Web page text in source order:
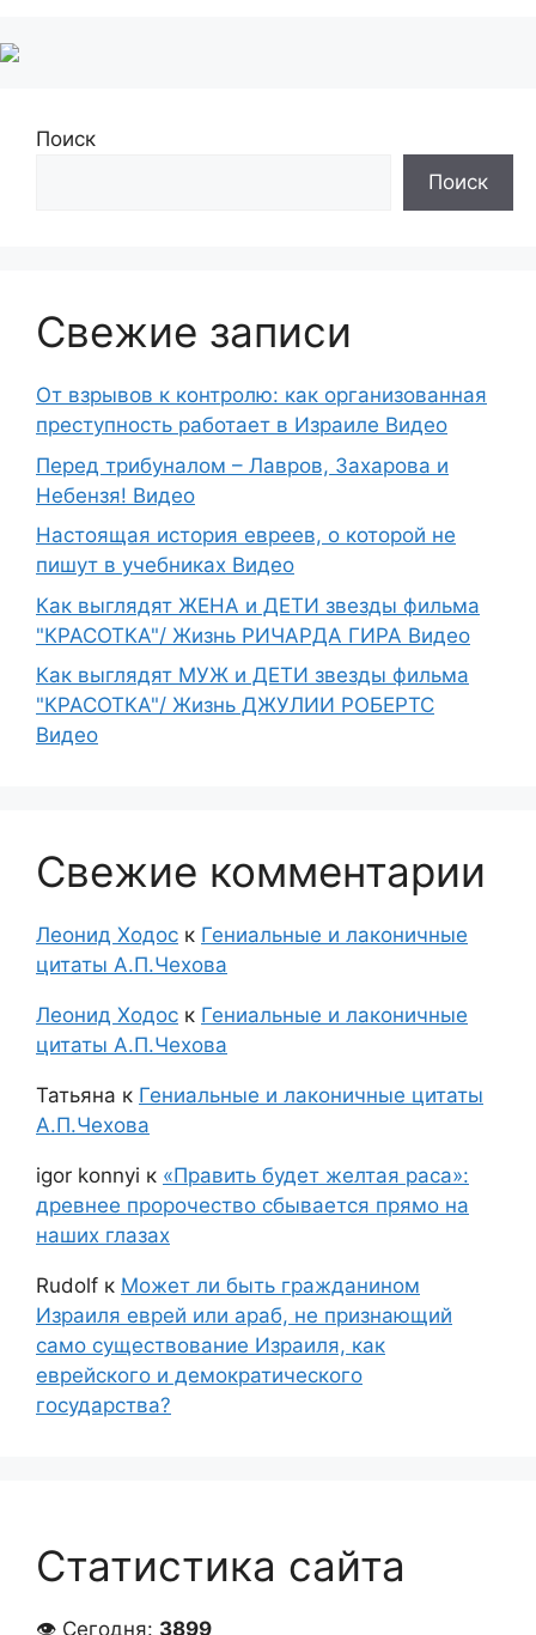
Поиск
Поиск
Свежие записи
От взрывов к контролю: как организованная
преступность работает в Израиле Видео
Перед трибуналом – Лавров, Захарова и
Небензя! Видео
Настоящая история евреев, о которой не
пишут в учебниках Видео
Как выглядят ЖЕНА и ДЕТИ звезды фильма
"КРАСОТКА"/ Жизнь РИЧАРДА ГИРА Видео
Как выглядят МУЖ и ДЕТИ звезды фильма
"КРАСОТКА"/ Жизнь ДЖУЛИИ РОБЕРТС
Видео
Свежие комментарии
Леонид Ходос к Гениальные и лаконичные
цитаты А.П.Чехова
Леонид Ходос к Гениальные и лаконичные
цитаты А.П.Чехова
Татьяна к Гениальные и лаконичные цитаты
А.П.Чехова
igor konnyi к «Править будет желтая раса»:
древнее пророчество сбывается прямо на
наших глазах
Rudolf к Может ли быть гражданином
Израиля еврей или араб, не признающий
само существование Израиля, как
еврейского и демократического
государства?
Статистика сайта
👁 Сегодня: 3899